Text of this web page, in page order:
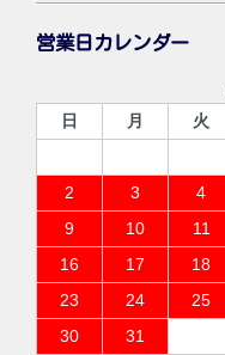
営業日カレンダー
日
月 火
2
3 4
9
10 11
16
17 18
23
24 25
30
31